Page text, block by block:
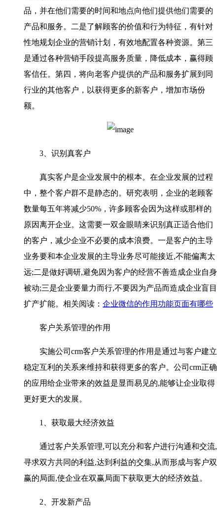
品，并在他们需要的时间和地点向他们提供他们需要的
产品和服务。二是了解顾客的价值和行为特征，有针对
性地规划企业的营销计划，有效地配置各种资源。第三
是通过各种营销手段提高服务质量，降低成本，赢得顾
客信任。第四，将向老客户提供的产品和服务扩展到同
行业的其他客户，以获得更多的新客户，增加市场份
额。
3、识别真客户
真实客户是企业发展中的根本。在企业发展的过程
中，整个客户群不是静态的。研究表明，企业的老顾客
数量每五年将减少50%，许多顾客会因为这样或那样的
原因离开企业。这需要一双金眼睛来识别真正适合他们
的客户，减少企业不必要的成本浪费。一是客户的主导
业务要和本企业发展的主导业务尽可能接近,不能偏离太
远;二是做好调研,避免因为客户的经营不善造成企业自身
被动;三是企业要量力而行,不要因为产品而造成企业盲目
扩产扩能。相关阅读： 企业微信的作用功能页面有哪些
客户关系管理的作用
实施公司crm客户关系管理的作用是通过与客户建立
稳定互利的关系来维持和获得更多的客户。公司crm正确
的应用给企业带来的效益是显而易见的,能够让企业取得
更好更大的发展。
1、获取最大经济效益
通过客户关系管理,可以充分和客户进行沟通和交流,
寻求双方共同的利益,达到利益的交集,从而形成与客户双
赢的局面,使企业在双赢局面下获取更大的经济效益。
2、开发新产品